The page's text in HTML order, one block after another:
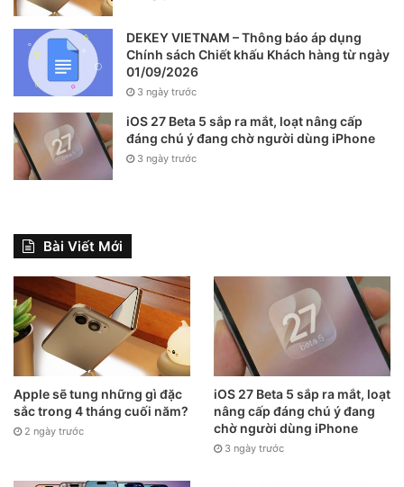
Tại đây bạn kéo đến cuối cùng, chọn “Dịch vụ hệ thống”
DEKEY VIETNAM – Thông báo áp dụng
Chính sách Chiết khấu Khách hàng từ ngày
01/09/2026
3 ngày trước
iOS 27 Beta 5 sắp ra mắt, loạt nâng cấp
đáng chú ý đang chờ người dùng iPhone
3 ngày trước
Bài Viết Mới
Apple sẽ tung những gì đặc
sắc trong 4 tháng cuối năm?
2 ngày trước
iOS 27 Beta 5 sắp ra mắt, loạt
nâng cấp đáng chú ý đang
chờ người dùng iPhone
3 ngày trước